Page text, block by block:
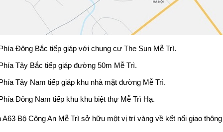
Đông Bắc tiếp giáp với chung cư The Sun Mễ Trì.
Tây Bắc tiếp giáp đường 50m Mễ Trì.
Tây Nam tiếp giáp khu nhà mặt đường Mễ Trì.
Đông Nam tiếp khu khu biệt thự Mễ Trì Hạ.
A63 Bộ Công AnMễ Trì sở hữu một vị trí vàng về kết nối giao